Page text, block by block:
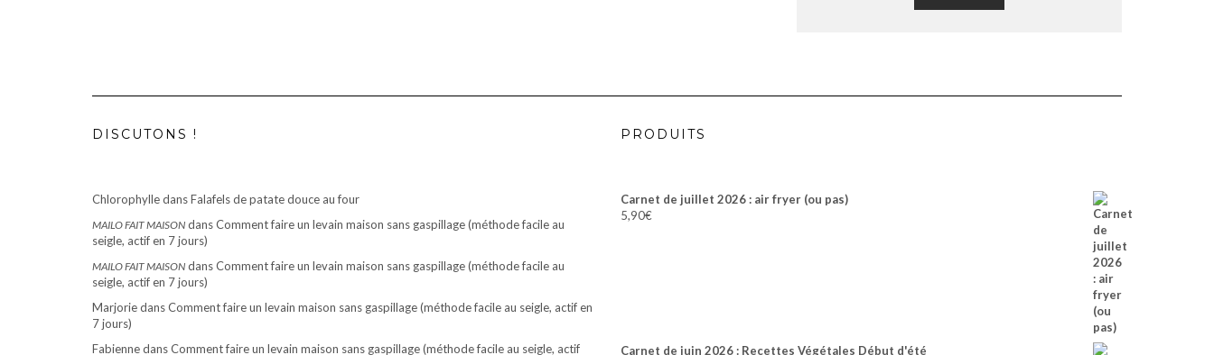
DISCUTONS !
ChlorophylledansFalafels de patate douce au four
MAILO FAIT MAISON dansComment faire un levain maison sans gaspillage (méthode facile au
seigle, actif en 7 jours)
MAILO FAIT MAISON dansComment faire un levain maison sans gaspillage (méthode facile au
seigle, actif en 7 jours)
MarjoriedansComment faire un levain maison sans gaspillage (méthode facile au seigle, actif en
7 jours)
FabiennedansComment faire un levain maison sans gaspillage (méthode facile au seigle, actif
PRODUITS
Carnet de juillet 2026 : air fryer (ou pas)
5,90€
Carnet de juin 2026 : Recettes Végétales Début d'été